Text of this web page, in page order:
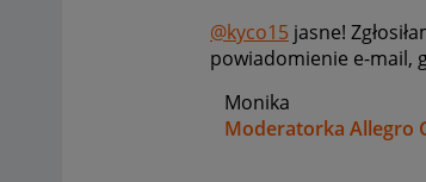
@kyco15 jasne!
powiadomienie e-mail,
Monika
Moderatorka Allegro